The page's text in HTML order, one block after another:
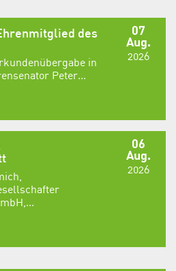
07
Aug.
2026
des
in
Peter...
06
Aug.
2026